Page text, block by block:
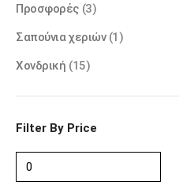
Προσφορές (3)
Σαπoύνια χεριών (1)
Χονδρική (15)
Filter By Price